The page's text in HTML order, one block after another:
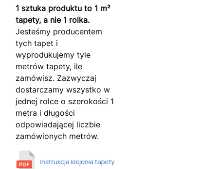
1 sztuka produktu to 1 m²
tapety, a nie 1 rolka.
Jesteśmy producentem
tych tapet i
wyprodukujemy tyle
metrów tapety, ile
zamówisz. Zazwyczaj
dostarczamy wszystko w
jednej rolce o szerokości 1
metra i długości
odpowiadającej liczbie
zamówionych metrów.